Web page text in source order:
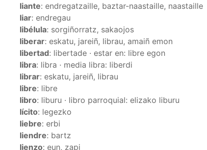
liante: endregatzaille, baztar-naastaille, naastaille
liar: endregau
libélula: sorgiñorratz, sakaojos
liberar: eskatu, jareiñ, librau, amaiñ emon
libertad: libertade · estar en: libre egon
libra: libra · media libra: liberdi
librar: eskatu, jareiñ, librau
libre: libre
libro: liburu · libro parroquial: elizako liburu
lícito: legezko
liebre: erbi
liendre: bartz
lienzo: eun, zapi